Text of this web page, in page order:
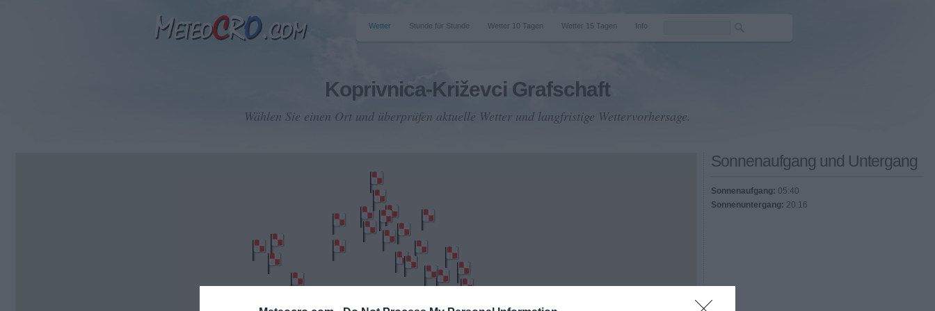
Wetter Stunde für Stunde Wetter 10 Tagen Wetter 15 Tagen Info
Koprivnica-Križevci Grafschaft
Wählen Sie einen Ort und überprüfen aktuelle Wetter und langfristige Wettervorhersage.
Sonnenaufgang und Untergang
Sonnenaufgang: 05:40
Sonnenuntergang: 20:16